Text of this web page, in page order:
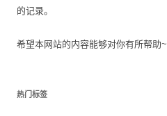
的记录。
希望本网站的内容能够对你有所帮助~
热门标签